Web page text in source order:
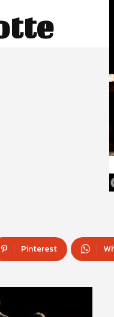
Pinterest